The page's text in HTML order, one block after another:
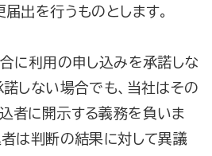
出を行うものとします。
合に利用の申し込みを承諾しな
諾しない場合でも、当社はその
者に開示する義務を負いま
者は判断の結果に対して異議